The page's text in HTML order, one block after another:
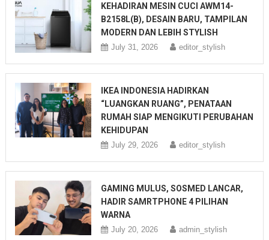
KEHADIRAN MESIN CUCI AWM14-
B2158L(B), DESAIN BARU, TAMPILAN
MODERN DAN LEBIH STYLISH
July 31, 2026 editor_stylish
IKEA INDONESIA HADIRKAN
“LUANGKAN RUANG”, PENATAAN
RUMAH SIAP MENGIKUTI PERUBAHAN
KEHIDUPAN
July 29, 2026 editor_stylish
GAMING MULUS, SOSMED LANCAR,
HADIR SAMRTPHONE 4 PILIHAN
WARNA
July 20, 2026 admin_stylish